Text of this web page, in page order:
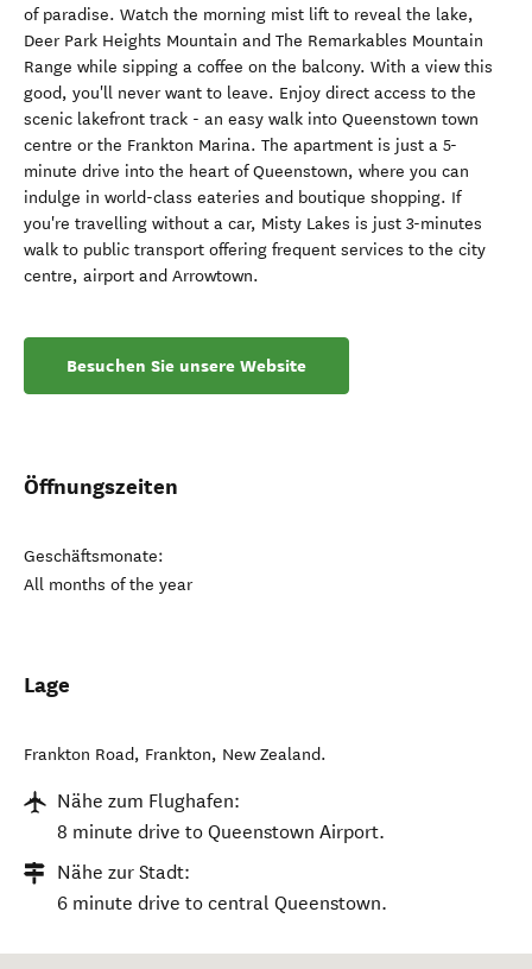
of paradise. Watch the morning mist lift to reveal the lake,
Deer Park Heights Mountain and The Remarkables Mountain
Range while sipping a coffee on the balcony. With a view this
good, you'll never want to leave. Enjoy direct access to the
scenic lakefront track - an easy walk into Queenstown town
centre or the Frankton Marina. The apartment is just a 5-
minute drive into the heart of Queenstown, where you can
indulge in world-class eateries and boutique shopping. If
you're travelling without a car, Misty Lakes is just 3-minutes
walk to public transport offering frequent services to the city
centre, airport and Arrowtown.
Besuchen Sie unsere Website
Öffnungszeiten
Geschäftsmonate:
All months of the year
Lage
Frankton Road, Frankton, New Zealand.
Nähe zum Flughafen:
8 minute drive to Queenstown Airport.
Nähe zur Stadt:
6 minute drive to central Queenstown.